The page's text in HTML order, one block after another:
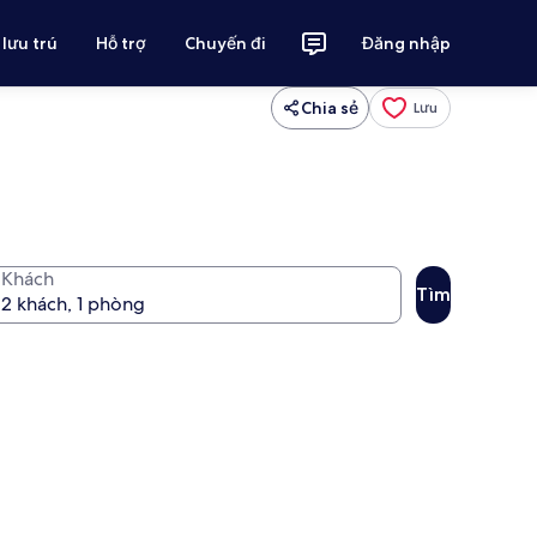
trú Hỗ trợ Chuyến đi Đăng nhập
Chia sẻ Lưu
Khách
Tìm